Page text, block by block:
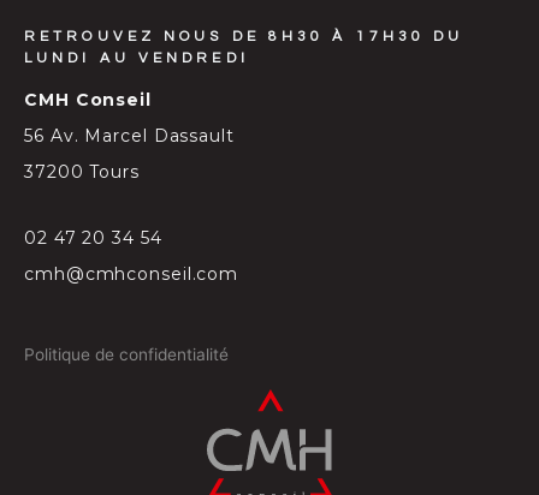
RETROUVEZ NOUS DE 8H30 À 17H30 DU
LUNDI AU VENDREDI
CMH Conseil
56 Av. Marcel Dassault
37200 Tours
02 47 20 34 54
cmh@cmhconseil.com
Politique de confidentialité